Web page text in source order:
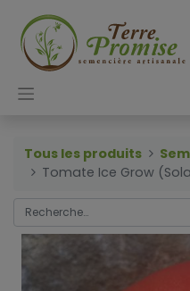
Tous les produits
Tomate Ice Grow